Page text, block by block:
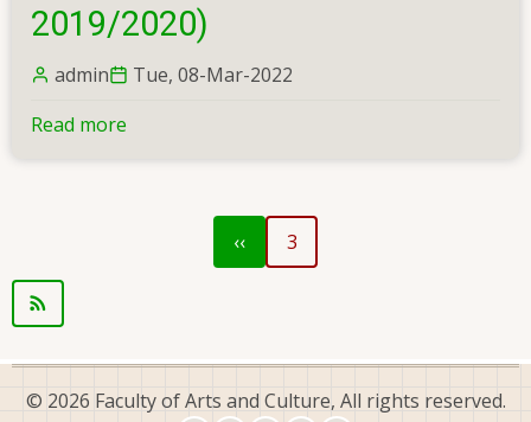
Examination
in
Arts
2019/2020)
admin
Tue, 08-Mar-2022
Read more
Semester
2019/2020)
Previous
page
‹‹ 3
© 2026 Faculty of Arts and Culture, All rights reserved.